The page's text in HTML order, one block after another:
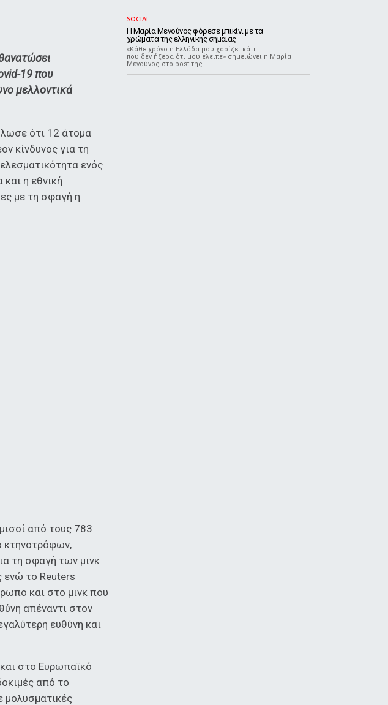
19 που
μελλοντικά
ότι 12 άτομα
κίνδυνος για τη
ενός
η εθνική
με τη σφαγή η
από τους 783
κτηνοτρόφων,
τη σφαγή των μινκ
ενώ το Reuters
και στο μινκ που
απέναντι στον
ευθύνη και
στο Ευρωπαϊκό
από το
μολυσματικές
SOCIAL
Η Μαρία Μενούνος φόρεσε μπικίνι με τα
χρώματα της ελληνικής σημαίας
«Κάθε χρόνο η Ελλάδα μου χαρίζει κάτι
που δεν ήξερα ότι μου έλειπε» σημειώνει η Μαρία
Μενούνος στο post της